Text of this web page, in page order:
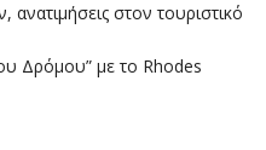
στον τουριστικό
Δρόμου” με το Rhodes